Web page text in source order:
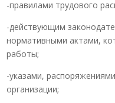
-правилами трудового
-действующим
нормативными актами,
работы;
-указами,
организации;